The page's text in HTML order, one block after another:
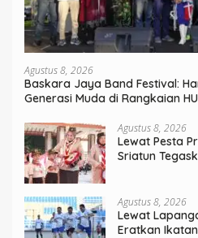
Agustus 8, 2026
Baskara Jaya Band Festival:
Generasi Muda di Rangkaian
Agustus 8, 2026
Lewat Pesta
Sriatun
Agustus 8, 2026
Lewat
Eratkan